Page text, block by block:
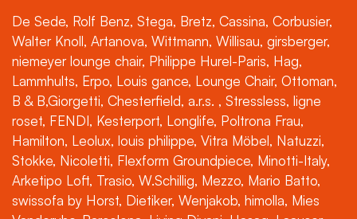
De Sede, Rolf Benz, Stega, Bretz, Cassina, Corbusier,
Walter Knoll, Artanova, Wittmann, Willisau, girsberger,
niemeyer lounge chair, Philippe Hurel-Paris, Hag,
Lammhults, Erpo, Louis gance, Lounge Chair, Ottoman,
B & B,Giorgetti, Chesterfield, a.r.s. , Stressless, ligne
roset, FENDI, Kesterport, Longlife, Poltrona Frau,
Hamilton, Leolux, louis philippe, Vitra Möbel, Natuzzi,
Stokke, Nicoletti, Flexform Groundpiece, Minotti-Italy,
Arketipo Loft, Trasio, W.Schillig, Mezzo, Mario Batto,
swissofa by Horst, Dietiker, Wenjakob, himolla, Mies